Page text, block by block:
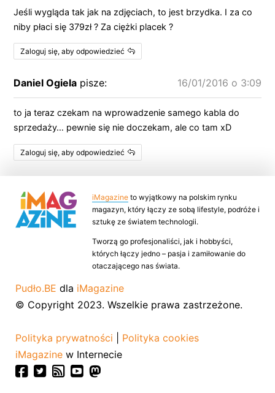
Jeśli wygląda tak jak na zdjęciach, to jest brzydka. I za co
niby płaci się 379zł ? Za ciężki placek ?
Zaloguj się, aby odpowiedzieć
Daniel Ogiela pisze: 16/01/2016 o 3:09
to ja teraz czekam na wprowadzenie samego kabla do
sprzedaży… pewnie się nie doczekam, ale co tam xD
Zaloguj się, aby odpowiedzieć
iMagazine to wyjątkowy na polskim rynku
magazyn, który łączy ze sobą lifestyle, podróże i
sztukę ze światem technologii.
Tworzą go profesjonaliści, jak i hobbyści,
których łączy jedno – pasja i zamiłowanie do
otaczającego nas świata.
Pudło.BE dla iMagazine
© Copyright 2023. Wszelkie prawa zastrzeżone.
Polityka prywatności
Polityka cookies
iMagazine w Internecie